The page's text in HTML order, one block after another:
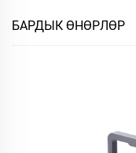
БАРДЫК ӨНӨРЛӨР